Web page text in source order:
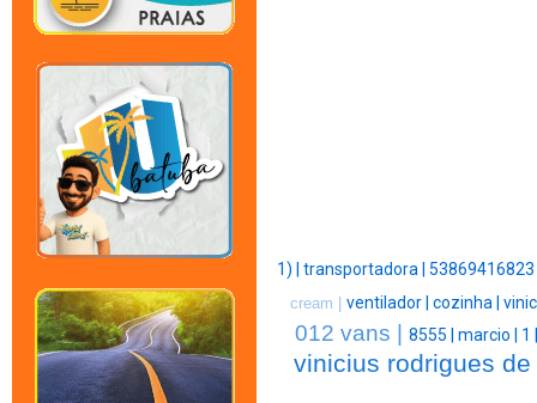
1) | transportadora |
cream | ventilador | cozinha |
012 vans | 8555 | marcio | 1
vinicius rodrigues